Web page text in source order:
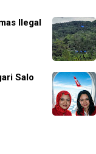
Ilegal
Salo